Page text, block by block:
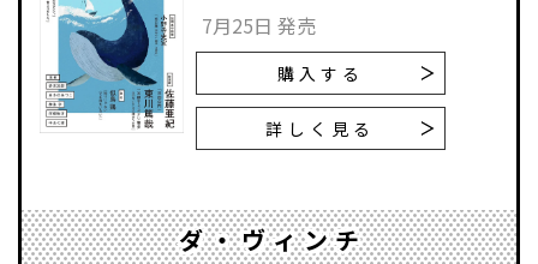
7月25日 発売
購入する
詳しく見る
ダ・ヴィンチ